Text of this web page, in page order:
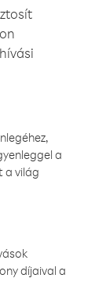
a
a világ
díjaival a